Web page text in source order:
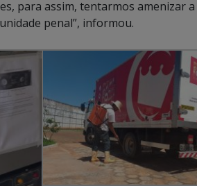
para assim, tentarmos amenizar a
penal”, informou.